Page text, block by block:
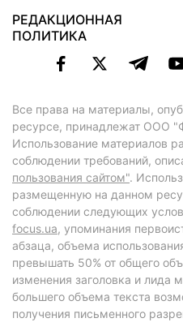
РЕДАКЦИОННАЯ
ПОЛИТИКА
Все права на материалы,
ресурсе, принадлежат ООО
Использование материалов
соблюдении требований,
пользования сайтом".
размещенную на данном
соблюдении следующих
focus.ua, упоминания
абзаца, объема
превышать 50% от общего
изменения заголовка и лида
большего объема текста
получения письменного